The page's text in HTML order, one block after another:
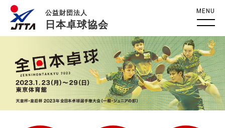
公益財団法人
日本卓球協会
MENU